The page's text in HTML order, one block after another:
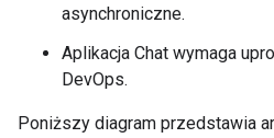
asynchroniczne.
Aplikacja Chat wymaga
DevOps.
Poniższy diagram przedstawia